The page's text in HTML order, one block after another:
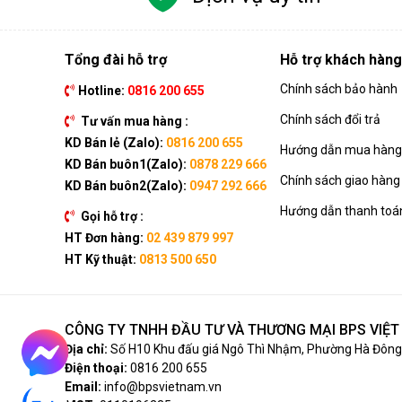
Tổng đài hỗ trợ
Hotline: 0816 200 655
Tư vấn mua hàng :
KD Bán lẻ (Zalo): 0816 200 655
KD Bán buôn1(Zalo): 0878 229 666
KD Bán buôn2(Zalo): 0947 292 666
Gọi hỗ trợ :
HT Đơn hàng: 02 439 879 997
HT Kỹ thuật: 0813 500 650
Hỗ trợ khách hàng
Chính sách bảo hành
Chính sách đổi trả
Hướng dẫn mua
Chính sách giao hàng
Hướng dẫn thanh
CÔNG TY TNHH ĐẦU TƯ VÀ THƯƠNG MẠI BPS
Địa chỉ: Số H10 Khu đấu giá Ngô Thì Nhậm, Phường Hà
Điện thoại: 0816 200 655
Email: info@bpsvietnam.vn